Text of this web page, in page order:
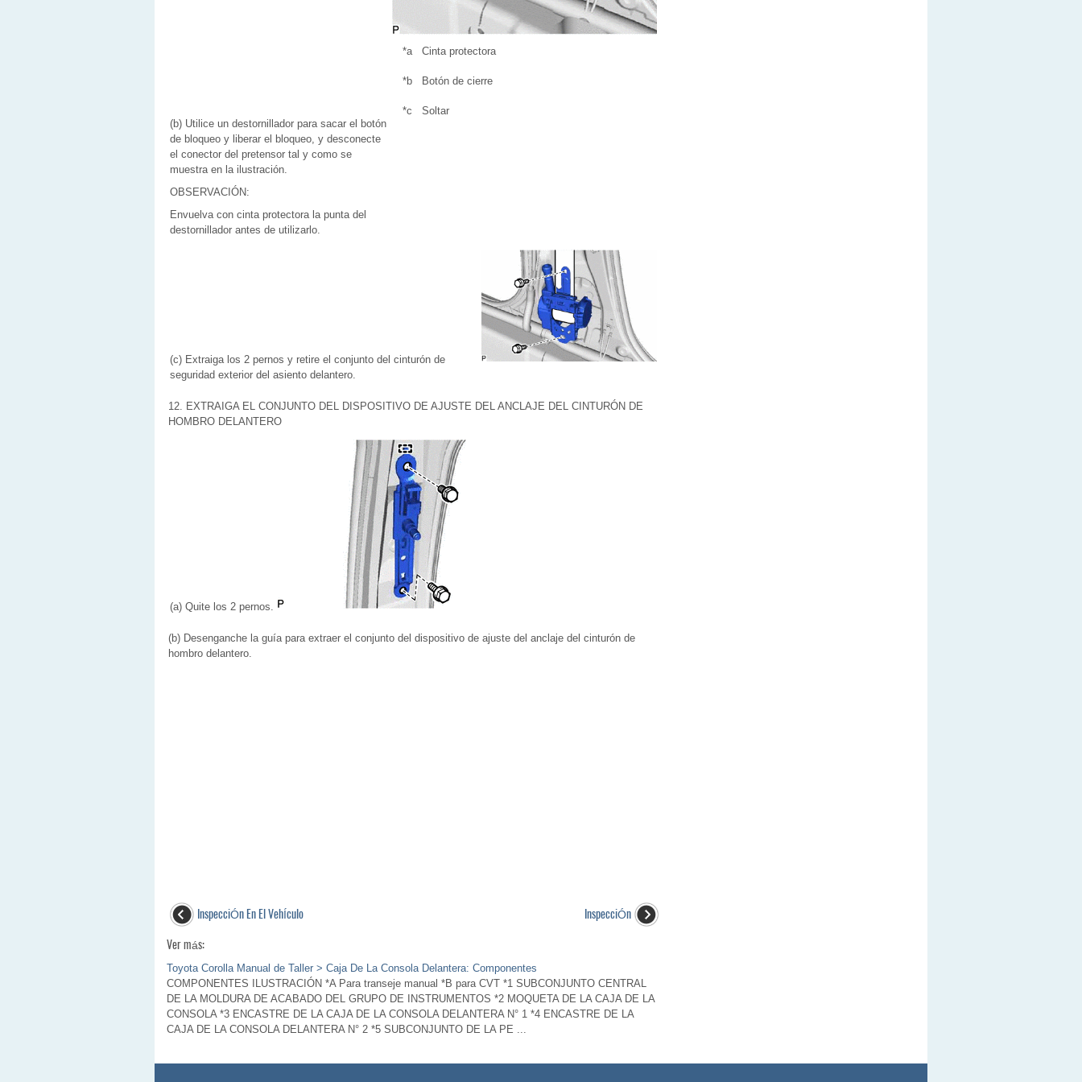
(b) Utilice un destornillador para sacar el botón
de bloqueo y liberar el bloqueo, y desconecte
el conector del pretensor tal y como se
muestra en la ilustración.
OBSERVACIÓN:
Envuelva con cinta protectora la punta del
destornillador antes de utilizarlo.
*a Cinta protectora
*b Botón de cierre
*c Soltar
(c) Extraiga los 2 pernos y retire el conjunto del cinturón de
seguridad exterior del asiento delantero.
12. EXTRAIGA EL CONJUNTO DEL DISPOSITIVO DE AJUSTE DEL ANCLAJE DEL CINTURÓN DE
HOMBRO DELANTERO
(a) Quite los 2 pernos.
(b) Desenganche la guía para extraer el conjunto del dispositivo de ajuste del anclaje del cinturón de
hombro delantero.
InspecciÓn En El VehÍculo
InspecciÓn
Ver más:
Toyota Corolla Manual de Taller > Caja De La Consola Delantera: Componentes
COMPONENTES ILUSTRACIÓN *A Para transeje manual *B para CVT *1 SUBCONJUNTO CENTRAL
DE LA MOLDURA DE ACABADO DEL GRUPO DE INSTRUMENTOS *2 MOQUETA DE LA CAJA DE LA
CONSOLA *3 ENCASTRE DE LA CAJA DE LA CONSOLA DELANTERA N° 1 *4 ENCASTRE DE LA
CAJA DE LA CONSOLA DELANTERA N° 2 *5 SUBCONJUNTO DE LA PE ...